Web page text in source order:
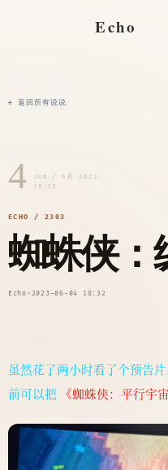
Echo
← 返回所有说说
4
JUN / 6月 2023
18:32
ECHO / 2303
蜘蛛侠：
Echo · 2023-06-04 18:32
虽然花了两小时看了个预告
前可以把 《蜘蛛侠：平行宇宙